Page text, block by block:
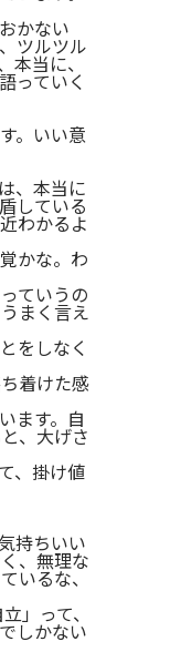
かない
ツルツル
本当に、
っていく
。いい意
、本当に
している
わかるよ
かな。わ
ていうの
まく言え
をしなく
着けた感
ます。自
、大げさ
、掛け値
持ちいい
、無理な
いるな、
」って、
しかない